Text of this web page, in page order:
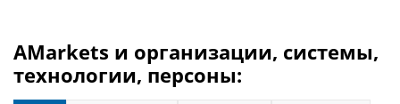
AMarkets и организации, системы,
технологии, персоны: